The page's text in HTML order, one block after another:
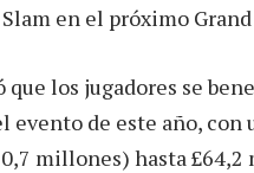
en el próximo
los jugadores se
de este año, con
millones) hasta